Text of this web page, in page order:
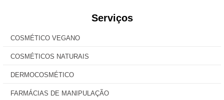
Serviços
COSMÉTICO VEGANO
COSMÉTICOS NATURAIS
DERMOCOSMÉTICO
FARMÁCIAS DE MANIPULAÇÃO